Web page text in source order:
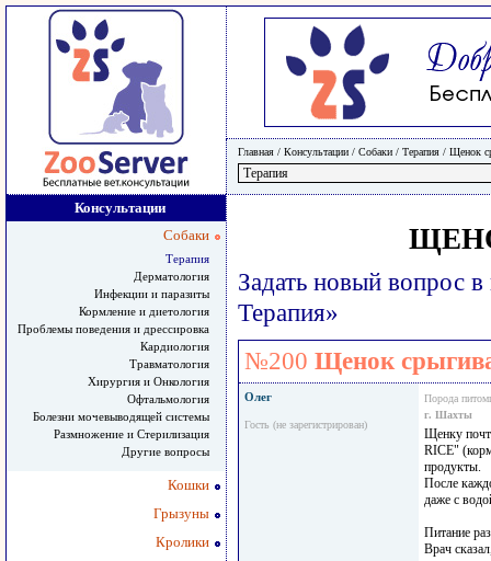
Главная / Консультации / Собаки / Терапия / Щенок
Консультации
Собаки
Терапия
Дерматология
Инфекции и паразиты
Кормление и диетология
Проблемы поведения и дрессировка
Кардиология
Травматология
Хирургия и Онкология
Офтальмология
Болезни мочевыводящей системы
Размножение и Стерилизация
Другие вопросы
Кошки
Грызуны
Кролики
Задать новый вопрос
Терапия»
№200 Щенок
Олег
Гость (не зарегистрирован)
Порода
г. Шахты
Щенку
RICE"
продукты.
После
даже с
Питание
Врач